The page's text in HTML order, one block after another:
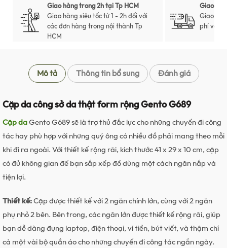
Giao hàng trong 2h tại Tp HCM
Giao hàng siêu tốc từ 1 - 2h đối với
các đơn hàng trong nội thành Tp
HCM
Giao
Giao
phí với
Mô tả Thông tin bổ sung Đánh giá
Cặp da công sở da thật form rộng Gento G689
Cặp daGento G689 sẽ là trợ thủ đắc lực cho những chuyến đi công
tác hay phù hợp với những quý ông có nhiều đồ phải mang theo mỗi
khi đi ra ngoài. Với thiết kế rộng rãi, kích thước 41 x 29 x 10 cm, cặp
có đủ không gian để bạn sắp xếp đồ dùng một cách ngăn nắp và
tiện lợi.
Thiết kế:Cặp được thiết kế với 2 ngăn chính lớn, cùng với 2 ngăn
phụ nhỏ 2 bên. Bên trong, các ngăn lớn được thiết kế rộng rãi, giúp
bạn dễ dàng đựng laptop, điện thoại, ví tiền, bút viết, và thậm chí
cả một vài bộ quần áo cho những chuyến đi công tác ngắn ngày.